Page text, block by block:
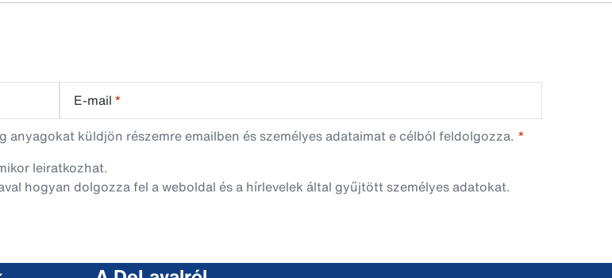
E-mail *
küldjön részemre emailben és személyes adataimat e célból feldolgozza.
leiratkozhat.
hogyan dolgozza fel a weboldal és a hírlevelek által gyűjtött személyes adatokat.